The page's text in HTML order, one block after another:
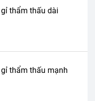
thẩm thấu dài
thẩm thấu mạnh